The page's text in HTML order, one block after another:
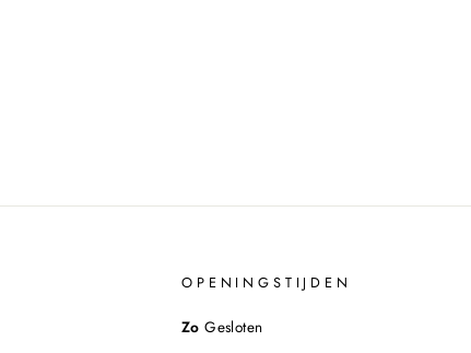
OPENINGSTIJDEN
Zo Gesloten